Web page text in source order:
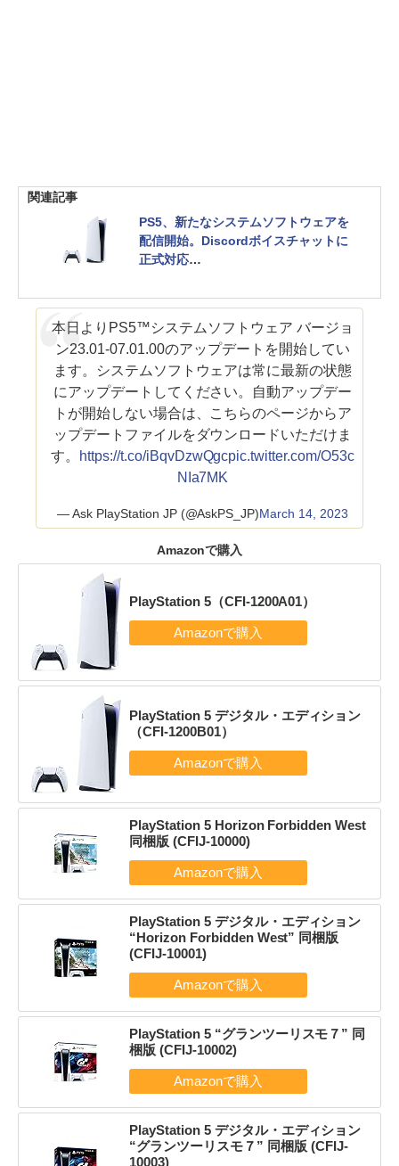
関連記事
PS5、新たなシステムソフトウェアを
配信開始。Discordボイスチャットに
正式対応
本日よりPS5™システムソフトウェア バージョ
ン23.01-07.01.00のアップデートを開始してい
ます。システムソフトウェアは常に最新の状態
にアップデートしてください。自動アップデー
トが開始しない場合は、こちらのページからア
ップデートファイルをダウンロードいただけま
す。
https://t.co/iBqvDzwQgcpic.twitter.com/O53c
NIa7MK
— Ask PlayStation JP (@AskPS_JP)March 14, 2023
Amazonで購入
PlayStation 5（CFI-1200A01）
PlayStation 5 デジタル・エディション
（CFI-1200B01）
PlayStation 5 Horizon Forbidden West
同梱版 (CFIJ-10000)
PlayStation 5 デジタル・エディション
“Horizon Forbidden West” 同梱版
(CFIJ-10001)
PlayStation 5 “グランツーリスモ７” 同
梱版 (CFIJ-10002)
PlayStation 5 デジタル・エディション
“グランツーリスモ７” 同梱版 (CFIJ-
10003)